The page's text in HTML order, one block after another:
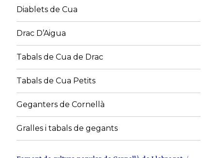
Diablets de Cua
Drac D’Aigua
Tabals de Cua de Drac
Tabals de Cua Petits
Geganters de Cornellà
Gralles i tabals de gegants